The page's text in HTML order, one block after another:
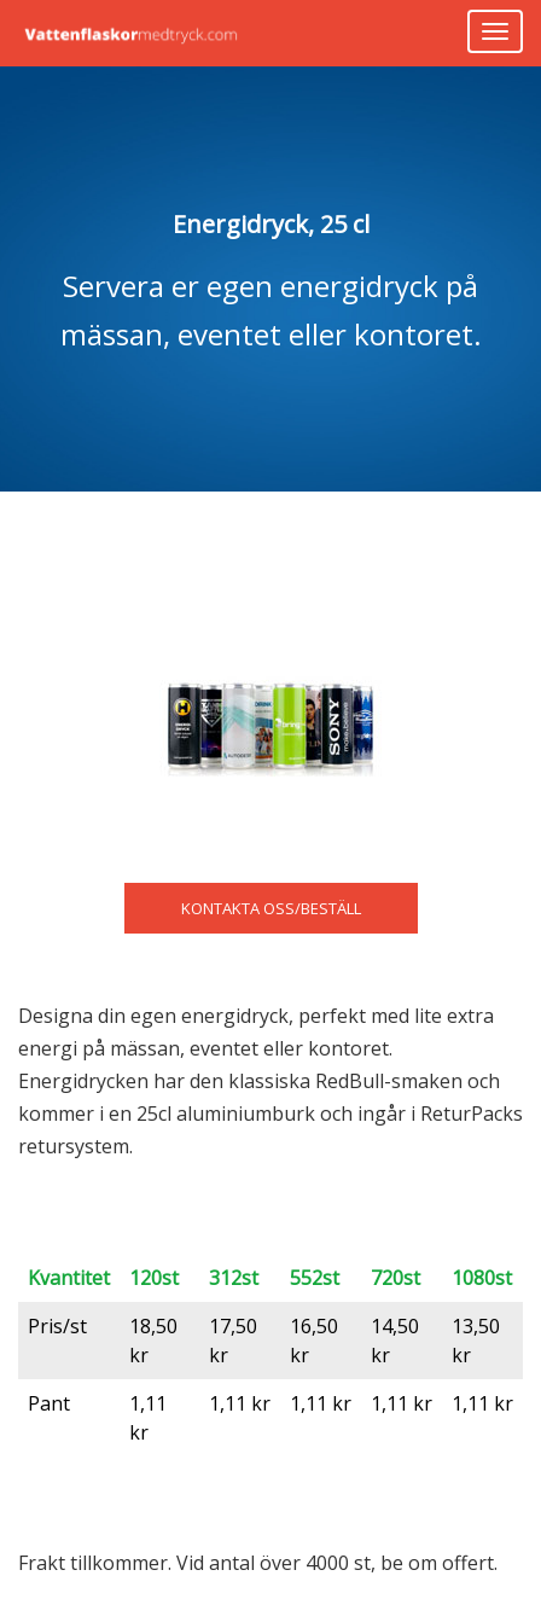
content
Energidryck, 25 cl
Servera er egen energidryck på
mässan, eventet eller kontoret.
KONTAKTA OSS/BESTÄLL
Designa din egen energidryck, perfekt med lite extra
energi på mässan, eventet eller kontoret.
Energidrycken har den klassiska RedBull-smaken och
kommer i en 25cl aluminiumburk och ingår i ReturPacks
retursystem.
Kvantitet 120st 312st 552st 720st
1080st
Pris/st
18,50
kr
17,50
kr
16,50
kr
14,50
kr
13,50
kr
Pant
1,11
kr
1,11 kr 1,11 kr 1,11 kr 1,11 kr
Frakt tillkommer. Vid antal över 4000 st, be om offert.